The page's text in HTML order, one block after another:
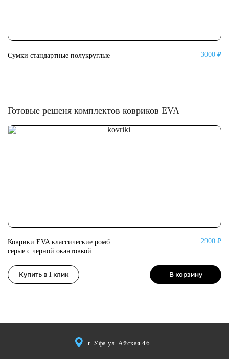
Сумки стандартные полукруглые 3000 ₽
Готовые решеня комплектов ковриков EVA
Коврики EVA классические ромб
серые с черной окантовкой
2900 ₽
Купить в 1 клик В корзину
г. Уфа ул. Айская 46